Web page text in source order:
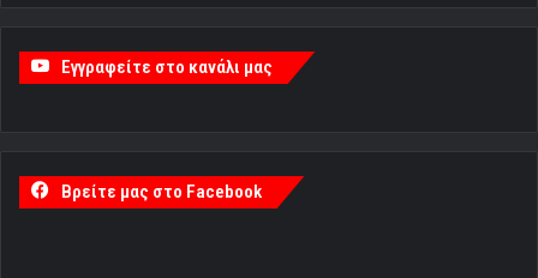
Εγγραφείτε στο κανάλι μας
Βρείτε μας στο Facebook